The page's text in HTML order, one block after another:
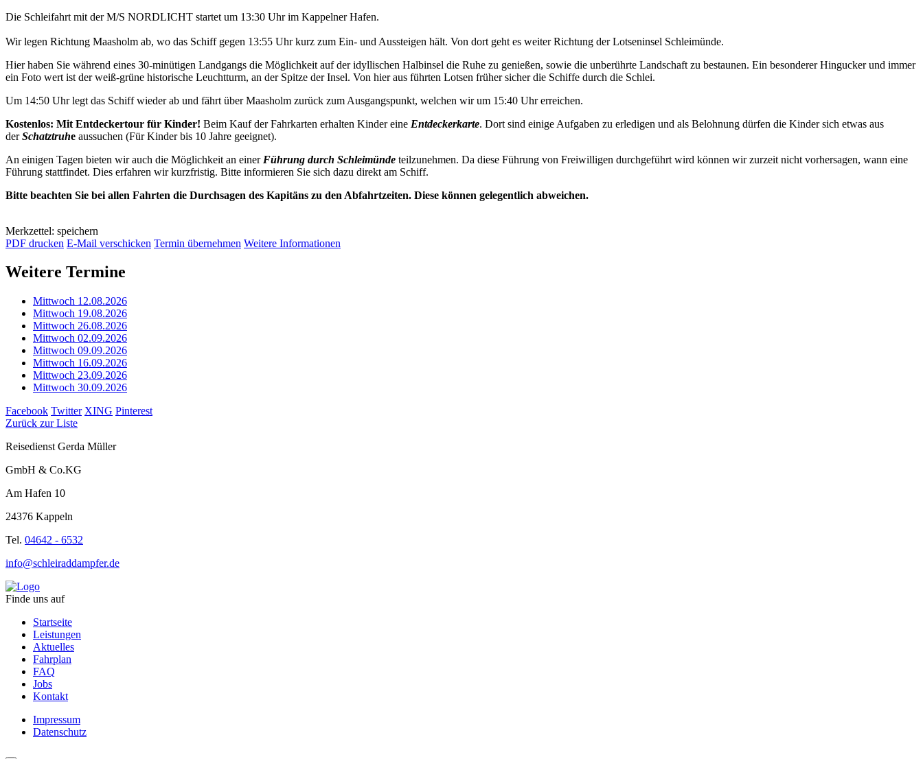
Die Schleifahrt mit der M/S NORDLICHT startet um 13:30 Uhr im Kappelner Hafen.
Wir legen Richtung Maasholm ab, wo das Schiff gegen 13:55 Uhr kurz zum Ein- und Aussteigen hält. Von dort geht es weiter Richtung der Lotseninsel Schleimünde.
Hier haben Sie während eines 30-minütigen Landgangs die Möglichkeit auf der idyllischen Halbinsel die Ruhe zu genießen, sowie die unberührte Landschaft zu bestaunen. Ein besonderer Hingucker und immer
ein Foto wert ist der weiß-grüne historische Leuchtturm, an der Spitze der Insel. Von hier aus führten Lotsen früher sicher die Schiffe durch die Schlei.
Um 14:50 Uhr legt das Schiff wieder ab und fährt über Maasholm zurück zum Ausgangspunkt, welchen wir um 15:40 Uhr erreichen.
Kostenlos: Mit Entdeckertour für Kinder! Beim Kauf der Fahrkarten erhalten Kinder eine Entdeckerkarte. Dort sind einige Aufgaben zu erledigen und als Belohnung dürfen die Kinder sich etwas aus
der Schatztruhe aussuchen (Für Kinder bis 10 Jahre geeignet).
An einigen Tagen bieten wir auch die Möglichkeit an einer Führung durch Schleimünde teilzunehmen. Da diese Führung von Freiwilligen durchgeführt wird können wir zurzeit nicht vorhersagen, wann eine
Führung stattfindet. Dies erfahren wir kurzfristig. Bitte informieren Sie sich dazu direkt am Schiff.
Bitte beachten Sie bei allen Fahrten die Durchsagen des Kapitäns zu den Abfahrtzeiten. Diese können gelegentlich abweichen.
Merkzettel: speichern
PDF drucken E-Mail verschicken Termin übernehmen Weitere Informationen
Weitere Termine
Mittwoch 12.08.2026
Mittwoch 19.08.2026
Mittwoch 26.08.2026
Mittwoch 02.09.2026
Mittwoch 09.09.2026
Mittwoch 16.09.2026
Mittwoch 23.09.2026
Mittwoch 30.09.2026
Facebook Twitter XING Pinterest
Zurück zur Liste
Reisedienst Gerda Müller
GmbH & Co.KG
Am Hafen 10
24376 Kappeln
Tel. 04642 - 6532
info@schleiraddampfer.de
Finde uns auf
Startseite
Leistungen
Aktuelles
Fahrplan
FAQ
Jobs
Kontakt
Impressum
Datenschutz